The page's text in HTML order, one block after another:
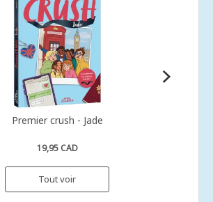
Premier crush - Jade
19,95 CAD
Tout voir